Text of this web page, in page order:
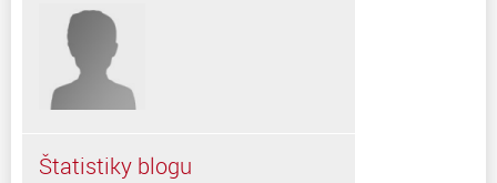
Štatistiky blogu